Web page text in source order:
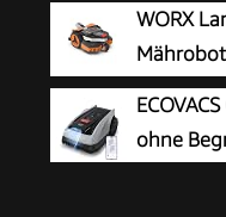
WORX
600 m²
ohne